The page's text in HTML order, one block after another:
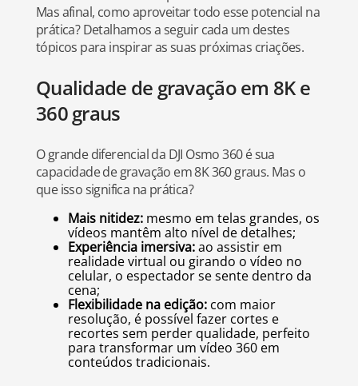
Mas afinal, como aproveitar todo esse potencial na
prática? Detalhamos a seguir cada um destes
tópicos para inspirar as suas próximas criações.
Qualidade de gravação em 8K e
360 graus
O grande diferencial da DJI Osmo 360 é sua
capacidade de gravação em 8K 360 graus. Mas o
que isso significa na prática?
Mais nitidez: mesmo em telas grandes, os
vídeos mantêm alto nível de detalhes;
Experiência imersiva:ao assistir em
realidade virtual ou girando o vídeo no
celular, o espectador se sente dentro da
cena;
Flexibilidade na edição: com maior
resolução, é possível fazer cortes e
recortes sem perder qualidade, perfeito
para transformar um vídeo 360 em
conteúdos tradicionais.